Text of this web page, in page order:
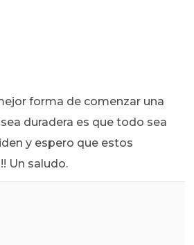
forma de comenzar una
duradera es que todo sea
y espero que estos
Un saludo.